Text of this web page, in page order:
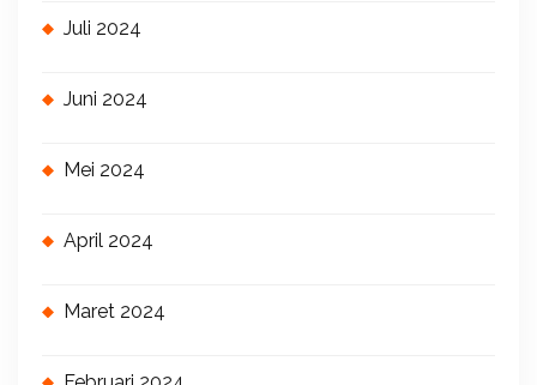
Juli 2024
Juni 2024
Mei 2024
April 2024
Maret 2024